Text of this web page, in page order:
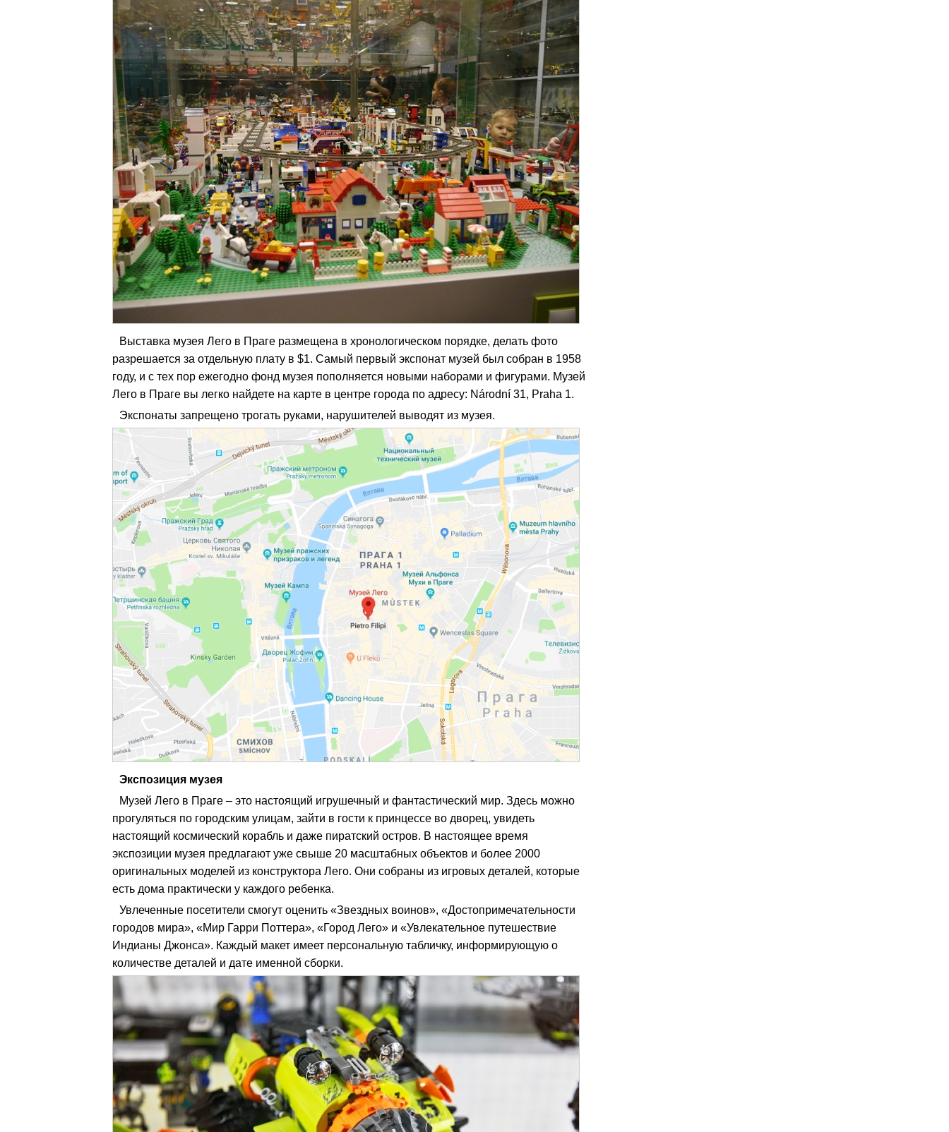
Выставка музея Лего в Праге размещена в хронологическом порядке, делать фото
разрешается за отдельную плату в $1. Самый первый экспонат музей был собран в 1958
году, и с тех пор ежегодно фонд музея пополняется новыми наборами и фигурами. Музей
Лего в Праге вы легко найдете на карте в центре города по адресу: Národní 31, Praha 1.
Экспонаты запрещено трогать руками, нарушителей выводят из музея.
Экспозиция музея
Музей Лего в Праге – это настоящий игрушечный и фантастический мир. Здесь можно
прогуляться по городским улицам, зайти в гости к принцессе во дворец, увидеть
настоящий космический корабль и даже пиратский остров. В настоящее время
экспозиции музея предлагают уже свыше 20 масштабных объектов и более 2000
оригинальных моделей из конструктора Лего. Они собраны из игровых деталей, которые
есть дома практически у каждого ребенка.
Увлеченные посетители смогут оценить «Звездных воинов», «Достопримечательности
городов мира», «Мир Гарри Поттера», «Город Лего» и «Увлекательное путешествие
Индианы Джонса». Каждый макет имеет персональную табличку, информирующую о
количестве деталей и дате именной сборки.